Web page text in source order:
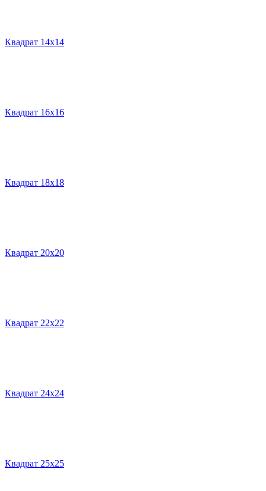
Квадрат 14х14
Квадрат 16х16
Квадрат 18х18
Квадрат 20х20
Квадрат 22х22
Квадрат 24х24
Квадрат 25х25